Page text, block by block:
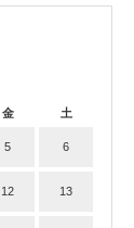
金 土
5 6
12 13